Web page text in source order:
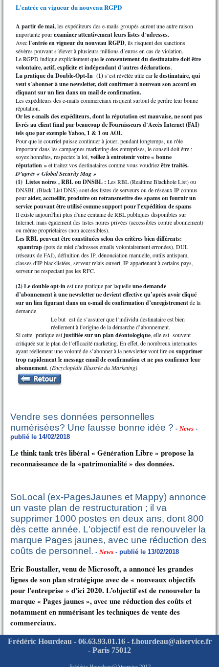
L’entrée en vigueur du nouveau RGPD
A partir de mai,les expéditeurs des e-mails groupés auront une autre raison
importante pourexaminer attentivement leurs listes d´adresses.
Avecl´entrée en vigueur du nouveau RGPD, ils risquent des sanctions
sévères pouvant s´élever à plusieurs millions d´euros en cas de violation.
Le RGPD indique explicitement quele consentement du destinataire doit être
volontaire, actif, explicite et indépendant d´autres déclarations.
La pratique du Double-Opt-In (1)s’est révélée utile carle destinataire, qui
veut s´abonner à une newsletter, doit confirmer à nouveau son accord en
cliquant sur un lien dans un mail de confirmation.
Les expéditeurs des e-mails commerciaux risquent surtout de perdre leur bonne
réputation.
Orles e-mails des expéditeurs, dont la réputation est mauvaise, ne sont pas
livrés au client final par beaucoup de Fournisseurs d´Accès Internet (FAI)
tels que par exemple Yahoo, 1 & 1 ou AOL.
Pour que le courriel puisse continuer à jouer, pendant longtemps, un rôle
important dans les campagnes marketing des entreprises, le conseil doit être :
soyez honnêtes, respectez la loi, veillez à entretenir votre « bonne
réputation »et traitez vos destinataires comme vous voudriezêtre traités.
D’après « Global Security Mag »
(1) Listes noires , RBL ou DNSBL : Les RBL (Realtime Blackhole List) ou
DNSBL (Black List DNS) sont des listes de serveurs ou de réseaux IP connus
pouraider, accueillir, produire ou retransmettre des spams ou fournir un
service pouvant être utilisé comme support pour l’expédition de spams
Il existe aujourd'hui plus d'une centaine de RBL publiques disponibles sur
Internet, mais également des listes noires privées (accessibles contre abonnement)
ou même propriétaires (non accessibles).
Les RBL peuvent être constituées selon des critères bien différents:
spamtrap(pots de miel d'adresses emails volontairement erronées), DUL
(réseaux de FAI), définition des IP, dénonciation manuelle, outils antispam,
classes d'IP blacklistées, serveur relais ouvert, IP appartenant à certains pays,
serveur ne respectant pas les RFC.
(2) Le double opt-inest une pratique par laquelleune demande
d’abonnement à une newsletter ne devient effective qu’après avoir cliqué
sur un lien figurant dans un e-mail de confirmation d’enregistrementde la
demande.
Le but est de s’assurer que l’individu destinataire est bien
réellement à l’origine de la démarche d’abonnement.
Si cette pratique estjustifiée sur un plan déontologique, elle est souvent
critiquée sur le plan de l’efficacité marketing. En effet, de nombreux internautes
ayant réellement une volonté de s’abonner à la newsletter vont lire ou supprimer
trop rapidement le message email de confirmation et ne pas confirmer leur
abonnement. (Encyclopédie Illustrée du Marketing)
Vendre ses données personnelles
numérisées? Une fausse bonne idée ? - News -
publié le 14/02/2018
Le think tank très libéral « Génération Libre » propose la
reconnaissance de la «patrimonialité » des données.
SoLocal (ex-PagesJaunes et Mappy) annonce
un vaste plan de restructuration ; il va
supprimer 1000 postes en deux ans, dont 800
dès cette année. L'objectif est de renouveler la
marque Pages jaunes, avec une réduction des
coûts de personnel. - News - publié le 13/02/2018
Eric Boustaller, venu de Microsoft, a annoncé les grandes
lignes de son plan stratégique avec de « nouveaux objectifs
pour l'entreprise » d'ici 2020. L’objectif est de renouveler la
marque « Pages jaunes », avec une réduction des coûts et
notamment en numérisant les techniques de vente des
commerciaux.
Frédéric Hourdeau - 06.63.93.01.16 - f.hourdeau@aiservice.fr
- Paris 75012